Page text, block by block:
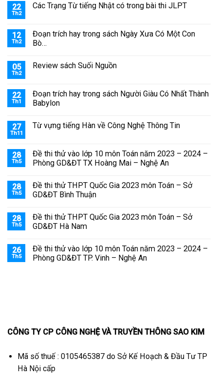
22
Th2
Các Trạng Từ tiếng Nhật có trong bài thi JLPT
12
Th2
Đoạn trích hay trong sách Ngày Xưa Có Một Con
Bò…
05
Th2
Review sách Suối Nguồn
22
Th1
Đoạn trích hay trong sách Người Giàu Có Nhất Thành
Babylon
27
Th11
Từ vựng tiếng Hàn về Công Nghệ Thông Tin
28
Th5
Đề thi thử vào lớp 10 môn Toán năm 2023 – 2024 –
Phòng GD&ĐT TX Hoàng Mai – Nghệ An
28
Th5
Đề thi thử THPT Quốc Gia 2023 môn Toán – Sở
GD&ĐT Bình Thuận
28
Th5
Đề thi thử THPT Quốc Gia 2023 môn Toán – Sở
GD&ĐT Hà Nam
26
Th5
Đề thi thử vào lớp 10 môn Toán năm 2023 – 2024 –
Phòng GD&ĐT TP. Vinh – Nghệ An
CÔNG TY CP CÔNG NGHỆ VÀ TRUYỀN THÔNG SAO KIM
Mã số thuế : 0105465387 do Sở Kế Hoạch & Đầu Tư TP
Hà Nội cấp